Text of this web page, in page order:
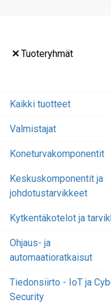
Tuoteryhmät
Kaikki tuotteet
Valmistajat
Koneturvakomponentit
Keskuskomponentit ja
johdotustarvikkeet
Kytkentäkotelot ja
Ohjaus- ja
automaatioratkaisut
Tiedonsiirto - IoT ja
Security